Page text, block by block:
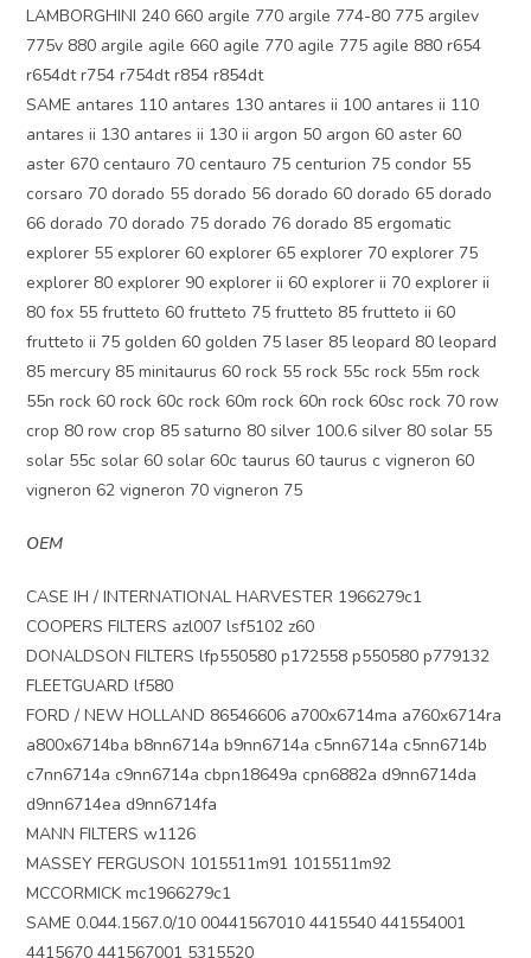
LAMBORGHINI 240 660 argile 770 argile 774-80 775 argilev
775v 880 argile agile 660 agile 770 agile 775 agile 880 r654
r654dt r754 r754dt r854 r854dt
SAME antares 110 antares 130 antares ii 100 antares ii 110
antares ii 130 antares ii 130 ii argon 50 argon 60 aster 60
aster 670 centauro 70 centauro 75 centurion 75 condor 55
corsaro 70 dorado 55 dorado 56 dorado 60 dorado 65 dorado
66 dorado 70 dorado 75 dorado 76 dorado 85 ergomatic
explorer 55 explorer 60 explorer 65 explorer 70 explorer 75
explorer 80 explorer 90 explorer ii 60 explorer ii 70 explorer ii
80 fox 55 frutteto 60 frutteto 75 frutteto 85 frutteto ii 60
frutteto ii 75 golden 60 golden 75 laser 85 leopard 80 leopard
85 mercury 85 minitaurus 60 rock 55 rock 55c rock 55m rock
55n rock 60 rock 60c rock 60m rock 60n rock 60sc rock 70 row
crop 80 row crop 85 saturno 80 silver 100.6 silver 80 solar 55
solar 55c solar 60 solar 60c taurus 60 taurus c vigneron 60
vigneron 62 vigneron 70 vigneron 75
OEM
CASE IH / INTERNATIONAL HARVESTER 1966279c1
COOPERS FILTERS azl007 lsf5102 z60
DONALDSON FILTERS lfp550580 p172558 p550580 p779132
FLEETGUARD lf580
FORD / NEW HOLLAND 86546606 a700x6714ma a760x6714ra
a800x6714ba b8nn6714a b9nn6714a c5nn6714a c5nn6714b
c7nn6714a c9nn6714a cbpn18649a cpn6882a d9nn6714da
d9nn6714ea d9nn6714fa
MANN FILTERS w1126
MASSEY FERGUSON 1015511m91 1015511m92
MCCORMICK mc1966279c1
SAME 0.044.1567.0/10 00441567010 4415540 441554001
4415670 441567001 5315520